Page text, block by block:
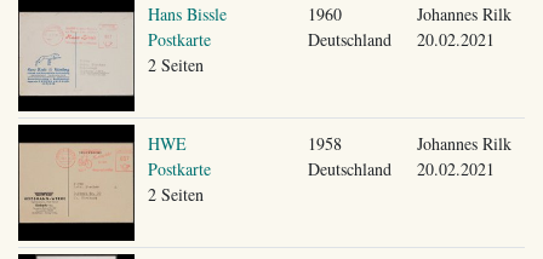
Hans Bissle
Postkarte
2 Seiten
1960
Deutschland
Johannes Rilk
20.02.2021
HWE
Postkarte
2 Seiten
1958
Deutschland
Johannes Rilk
20.02.2021